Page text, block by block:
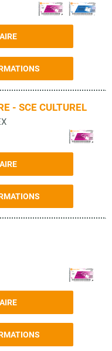
- SCE CULTUREL